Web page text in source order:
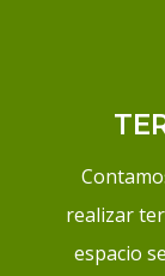
realizar
espacio